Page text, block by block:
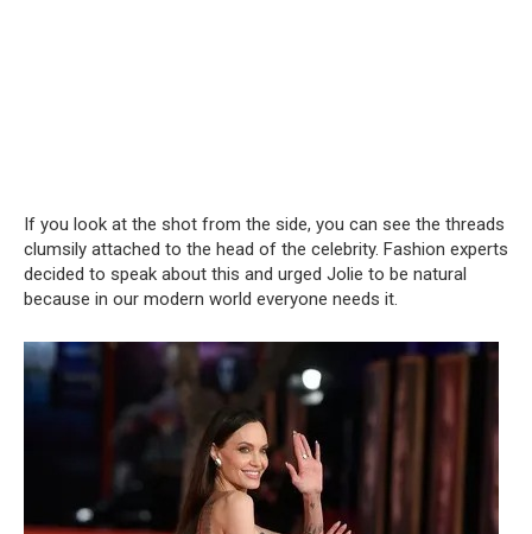
If you look at the shot from the side, you can see the threads
clumsily attached to the head of the celebrity. Fashion experts
decided to speak about this and urged Jolie to be natural
because in our modern world everyone needs it.